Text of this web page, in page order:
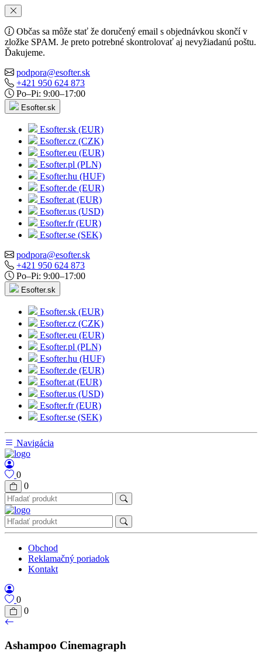
Občas sa môže stať že doručený email s objednávkou skončí v
zložke SPAM. Je preto potrebné skontrolovať aj nevyžiadanú poštu.
Ďakujeme.
podpora@esofter.sk
+421 950 624 873
Po–Pi: 9:00–17:00
Esofter.sk
Esofter.sk (EUR)
Esofter.cz (CZK)
Esofter.eu (EUR)
Esofter.pl (PLN)
Esofter.hu (HUF)
Esofter.de (EUR)
Esofter.at (EUR)
Esofter.us (USD)
Esofter.fr (EUR)
Esofter.se (SEK)
podpora@esofter.sk
+421 950 624 873
Po–Pi: 9:00–17:00
Esofter.sk
Esofter.sk (EUR)
Esofter.cz (CZK)
Esofter.eu (EUR)
Esofter.pl (PLN)
Esofter.hu (HUF)
Esofter.de (EUR)
Esofter.at (EUR)
Esofter.us (USD)
Esofter.fr (EUR)
Esofter.se (SEK)
Navigácia
0
0
Obchod
Reklamačný poriadok
Kontakt
0
0
Ashampoo Cinemagraph